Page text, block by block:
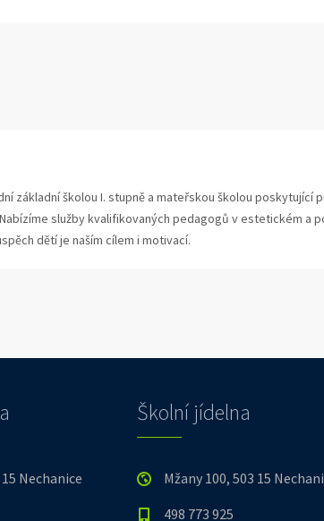
základní školou I. stupně a mateřskou školou poskytující
služby kvalifikovaných pedagogů v estetickém a
dětí je naším cílem i motivací.
Nechanice
Školní jídelna
Mžany 100, 503 15
498 773 925